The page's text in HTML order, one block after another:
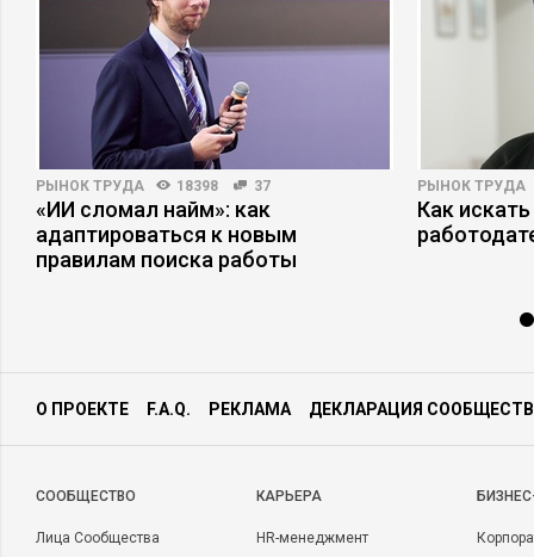
РЫНОК ТРУДА 18398 37
«ИИ сломал найм»: как
адаптироваться к новым
правилам поиска работы
РЫНОК ТРУДА
Как
О ПРОЕКТЕ F.A.Q. РЕКЛАМА ДЕКЛАРАЦИЯ
CООБЩЕСТВО
Лица Сообщества
КАРЬЕРА
HR-менеджмент